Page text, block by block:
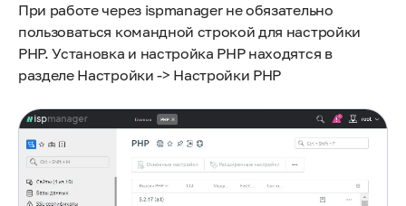
При работе через ispmanager не обязательно
пользоваться командной строкой для настройки
PHP. Установка и настройка PHP находятся в
разделе Настройки -> Настройки PHP